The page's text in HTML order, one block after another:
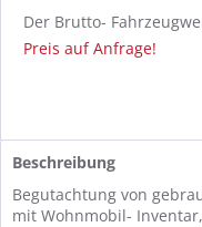
Der Brutto-
Preis auf Anfrage!
Beschreibung
Begutachtung von
mit Wohnmobil-